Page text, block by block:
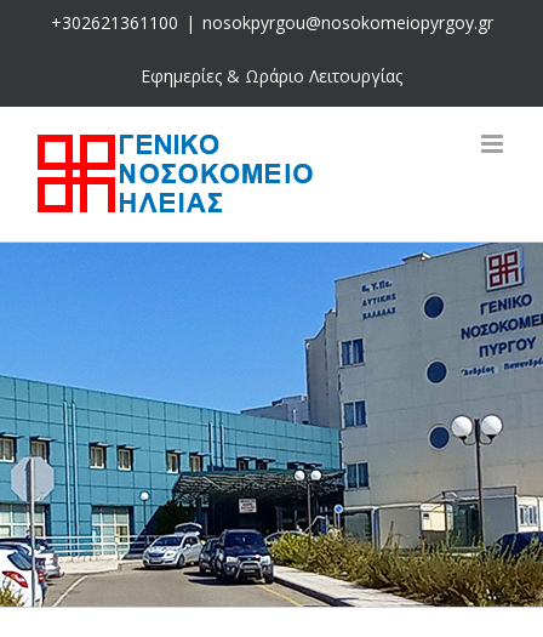
+302621361100 | nosokpyrgou@nosokomeiopyrgoy.gr
Εφημερίες & Ωράριο Λειτουργίας